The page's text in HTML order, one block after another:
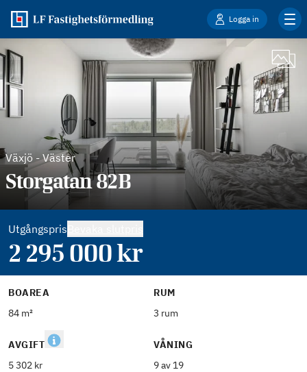
Logga in
Växjö -Väster
Storgatan 82B
Utgångspris
2 295 000kr
BOAREA
84 m²
RUM
3 rum
AVGIFT
5 302 kr
VÅNING
9 av 19